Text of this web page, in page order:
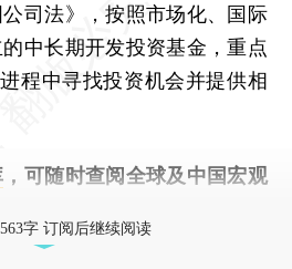
司法》，按照市场化、国际
中长期开发投资基金，重点
程中寻找投资机会并提供相
，可随时查阅全球及中国宏观
字 订阅后继续阅读